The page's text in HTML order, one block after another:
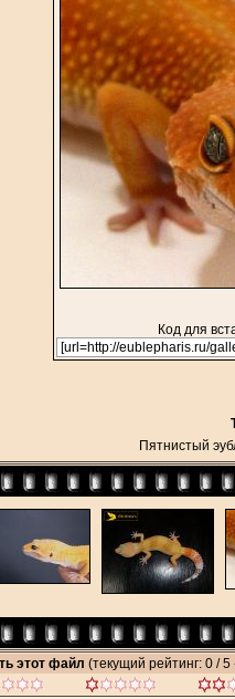
Код для
Пятнистый
этот файл (текущий рейтинг: 0 / 5